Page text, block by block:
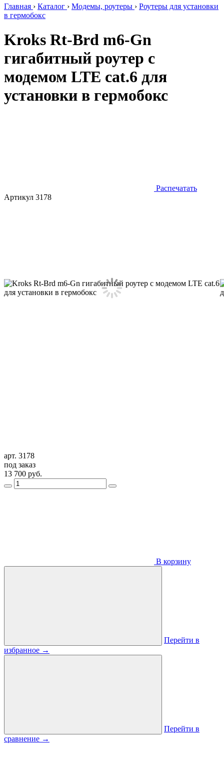
Главная › Каталог › Модемы, роутеры › Роутеры для установки
в гермобокс
Kroks Rt-Brd m6-Gn
гигабитный роутер с
модемом LTE cat.6 для
установки в гермобокс
Распечатать
Артикул 3178
арт. 3178
под заказ
13 700 руб.
В корзину
Перейти в
избранное →
Перейти в
сравнение →